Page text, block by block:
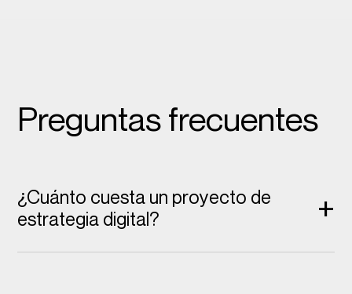
Preguntas frecuentes
¿Cuánto cuesta un proyecto de
estrategia digital?
+